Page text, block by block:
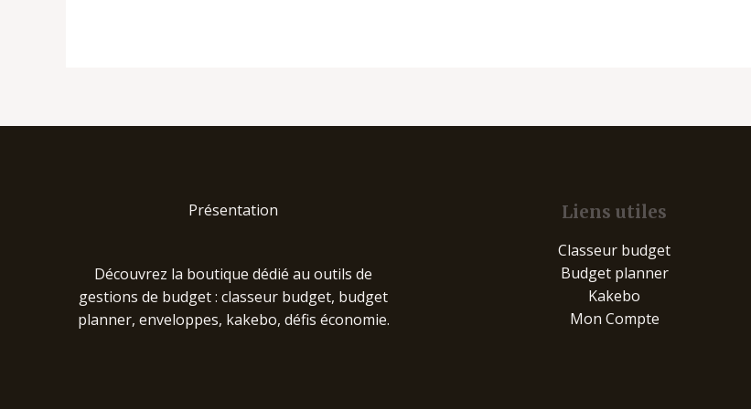
Présentation
Découvrez la boutique dédié au outils de
gestions de budget : classeur budget, budget
planner, enveloppes, kakebo, défis économie.
Liens utiles
Classeur budget
Budget planner
Kakebo
Mon Compte